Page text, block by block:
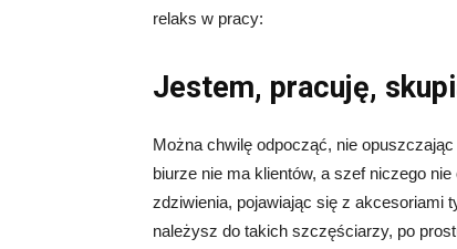
relaks w pracy:
Jestem, pracuję,
Można chwilę odpocząć, nie
biurze nie ma klientów, a szef niczego
zdziwienia, pojawiając się z akcesoriami
należysz do takich szczęściarzy, po